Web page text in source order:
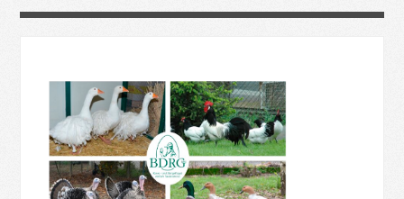
Taubenklinik
Tierschutz
Medien
Jugendliche